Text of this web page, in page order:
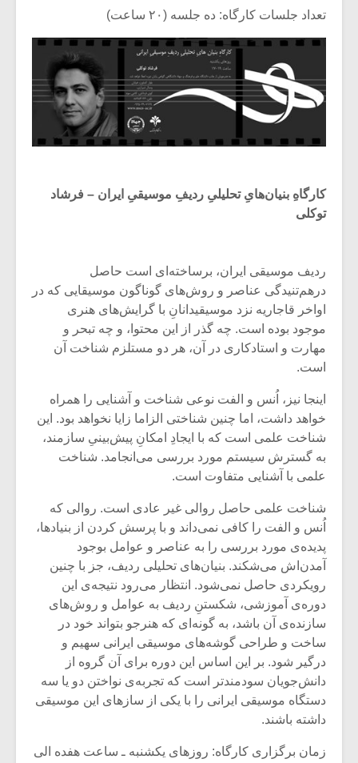
تعداد جلسات کارگاه: ده جلسه (۲۰ ساعت)
کارگاهِ بنیان‌هایِ تحلیلیِ ردیفِ موسیقیِ ایران – فرشاد
توکلی
ردیف موسیقی ایران، برساخته‌ای است حاصل
درهم‌تنیدگی عناصر و روش‌های گوناگون موسیقایی که در
اواخر قاجاریه نزد موسیقیدانانِ با گرایش‌های هنری
موجود بوده است. چه گذر از این محتوا، و چه تبحر و
مهارت و استادکاری در آن، هر دو مستلزم شناخت آن
است.
اینجا نیز، اُنس و الفت نوعی شناخت و آشنایی را همراه
خواهد داشت، اما چنین شناختی الزاما زایا نخواهد بود. این
شناخت علمی است که با ایجادِ امکانِ پیش‌بینیِ سازمند،
به گسترش سیستم مورد بررسی می‌انجامد. شناخت
علمی با آشنایی متفاوت است.
شناخت علمی حاصل روالی غیر عادی است. روالی که
اُنس و الفت را کافی نمی‌داند و با پرسش کردن از بنیادها،
پدیده‌ی مورد بررسی را به عناصر و عوامل بوجود
آمدن‌اش می‌شکند. بنیان‌های تحلیلی ردیف، جز با چنین
رویکردی حاصل نمی‌شود. انتظار می‌رود نتیجه‌ی این
دوره‌ی آموزشی، شکستنِ ردیف به عوامل و روش‌های
سازنده‌ی آن باشد، به گونه‌ای که هنر‌جو بتواند خود در
ساخت و طراحی گوشه‌های موسیقی ایرانی سهیم و
درگیر شود. بر این اساس این دوره برای آن گروه از
دانش‌جویان سودمندتر است که تجربه‌ی نواختن دو یا سه
دستگاه موسیقی ایرانی را با یکی از سازهای این موسیقی
داشته باشند.
زمان برگزاری کارگاه: روزهای یکشنبه ـ ساعت هفده الی